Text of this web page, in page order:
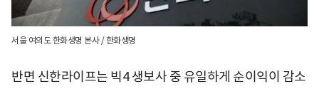
서울 여의도 한화생명 본사 / 한화생명
반면 신한라이프는 빅4 생보사 중 유일하게 순이익이 감소